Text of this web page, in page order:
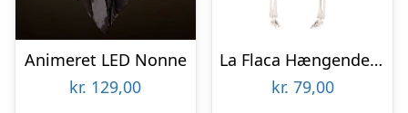
Animeret LED Nonne
kr. 129,00
La Flaca Hængende Skelet
kr. 79,00